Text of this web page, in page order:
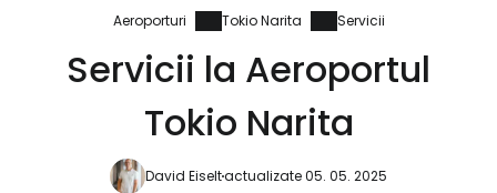
Aeroporturi Tokio Narita Servicii
Servicii la Aeroportul
Tokio Narita
David Eiseltactualizate 05. 05. 2025
Cestee
... comunitatea mondială a călătorilor